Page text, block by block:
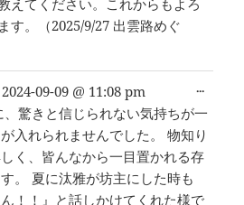
す。（2025/9/27 出雲路めぐ
2024-09-09 @ 11:08 pm
驚きと信じられない気持ちが一
入れられませんでした。 物知り
く、皆んなから一目置かれる存
。 夏に汰雅が坊主にした時も
ん！！』と話しかけてくれた様で
...こ
タ
ボ
ス